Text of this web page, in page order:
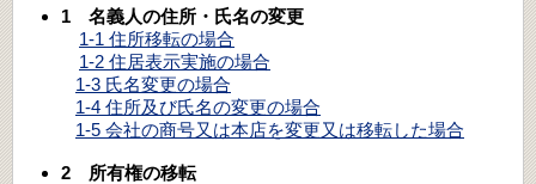
1 名義人の住所・氏名の変更
1-1 住所移転の場合
1-2 住居表示実施の場合
1-3 氏名変更の場合
1-4 住所及び氏名の変更の場合
1-5 会社の商号又は本店を変更又は移転した場合
2 所有権の移転